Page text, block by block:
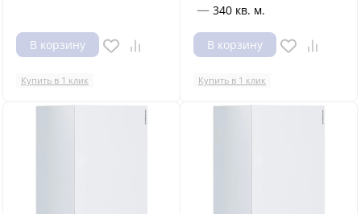
В корзину
Купить в 1 клик
— 340 кв. м.
В корзину
Купить в 1 клик